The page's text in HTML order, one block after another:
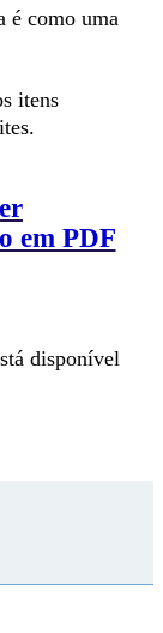
é como uma
itens
em PDF
disponível